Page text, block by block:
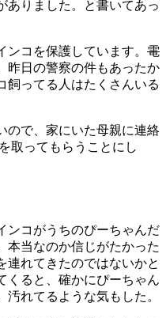
ありました。と書いてあっ
コを保護しています。 電
昨日の警察の件もあったか
飼ってる人はたくさんいる
ので、家にいた母親に連絡
取ってもらうことにし
ンコがうちのぴーちゃんだ
本当なのか信じがたかった
連れてきたのではないかと
くると、確かにぴーちゃん
れてるような気もした。